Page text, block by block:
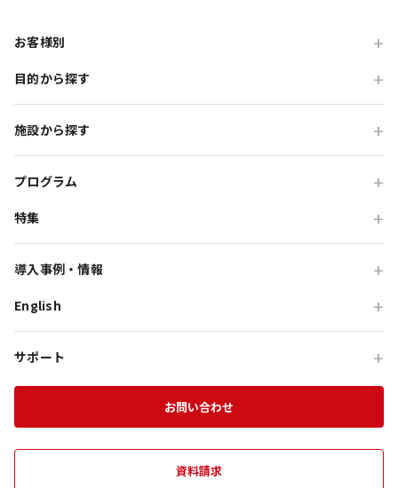
お客様別
旅行会社の方
自治体・行政の方
目的から探す
研修・チームビルディング
インセンティブ・ご招待
高付加価値観光
貸切・イベント会場利用
教育旅行
施設から探す
オーシャンテラス
青海波
HELLO KITTY SMILE
HELLO KITTY SHOW BOX
農家レストラン 陽・燦燦
プログラム
団体体験プログラム
団体貸切プログラム
団体食事プログラム
団体教育プログラム
特集
チームビルディング特集
インセンティブ旅行特集
エンターテインメント特集
導入事例・情報
旅行会社向け事例
English
サポート
淡路島の魅力
お問い合わせ
資料請求